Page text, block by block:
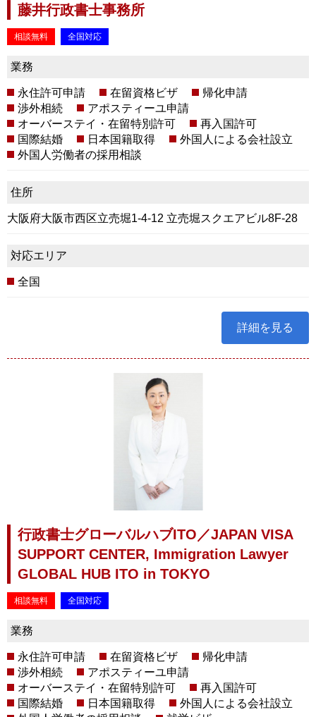
藤井行政書士事務所
相談無料 全国対応
業務
永住許可申請 在留資格ビザ
帰化申請
渉外相続
アポスティーユ申請
オーバーステイ・在留特別許可
再入国許可
国際結婚
日本国籍取得
外国人による会社設立
外国人労働者の採用相談
住所
大阪府大阪市西区立売堀1-4-12 立売堀スクエアビル8F-28
対応エリア
全国
詳細を見る
行政書士グローバルハブITO／JAPAN VISA
SUPPORT CENTER, Immigration Lawyer
GLOBAL HUB ITO in TOKYO
相談無料 全国対応
業務
永住許可申請 在留資格ビザ
帰化申請
渉外相続
アポスティーユ申請
オーバーステイ・在留特別許可
再入国許可
国際結婚
日本国籍取得
外国人による会社設立